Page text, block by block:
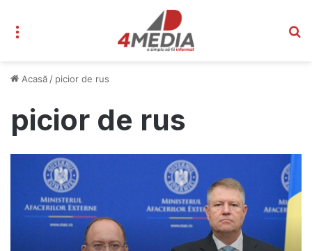
Acasă / picior de rus
picior de rus